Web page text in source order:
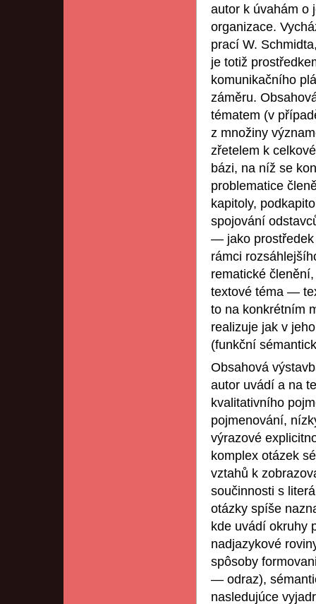
autor k úvahám o
organizace.
prací W.
je totiž
komunikačního
záměru.
tématem (v
z množiny
zřetelem k
bázi, na níž se
problematice
kapitoly,
spojování
— jako prostředek
rámci
rematické
textové téma —
to na konkrétním
realizuje jak v
(funkční
Obsahová
autor uvádí a na
kvalitativního
pojmenování,
výrazové
komplex otázek
vztahů k
součinnosti s
otázky spíše
kde uvádí okruhy
nadjazykové
spôsoby
— odraz),
nasledujúce